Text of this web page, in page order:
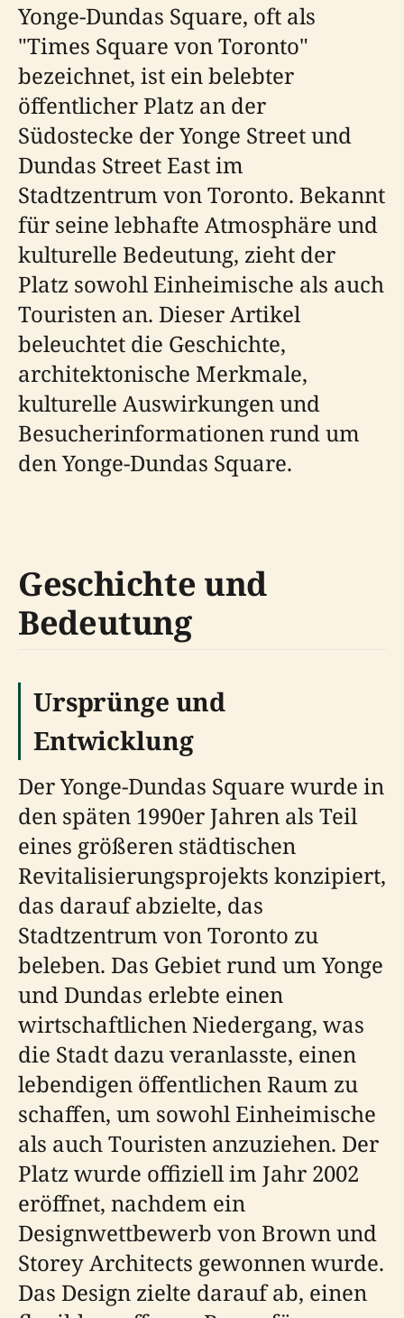
Yonge-Dundas Square, oft als
"Times Square von Toronto"
bezeichnet, ist ein belebter
öffentlicher Platz an der
Südostecke der Yonge Street und
Dundas Street East im
Stadtzentrum von Toronto. Bekannt
für seine lebhafte Atmosphäre und
kulturelle Bedeutung, zieht der
Platz sowohl Einheimische als auch
Touristen an. Dieser Artikel
beleuchtet die Geschichte,
architektonische Merkmale,
kulturelle Auswirkungen und
Besucherinformationen rund um
den Yonge-Dundas Square.
Geschichte und
Bedeutung
Ursprünge und
Entwicklung
Der Yonge-Dundas Square wurde in
den späten 1990er Jahren als Teil
eines größeren städtischen
Revitalisierungsprojekts konzipiert,
das darauf abzielte, das
Stadtzentrum von Toronto zu
beleben. Das Gebiet rund um Yonge
und Dundas erlebte einen
wirtschaftlichen Niedergang, was
die Stadt dazu veranlasste, einen
lebendigen öffentlichen Raum zu
schaffen, um sowohl Einheimische
als auch Touristen anzuziehen. Der
Platz wurde offiziell im Jahr 2002
eröffnet, nachdem ein
Designwettbewerb von Brown und
Storey Architects gewonnen wurde.
Das Design zielte darauf ab, einen